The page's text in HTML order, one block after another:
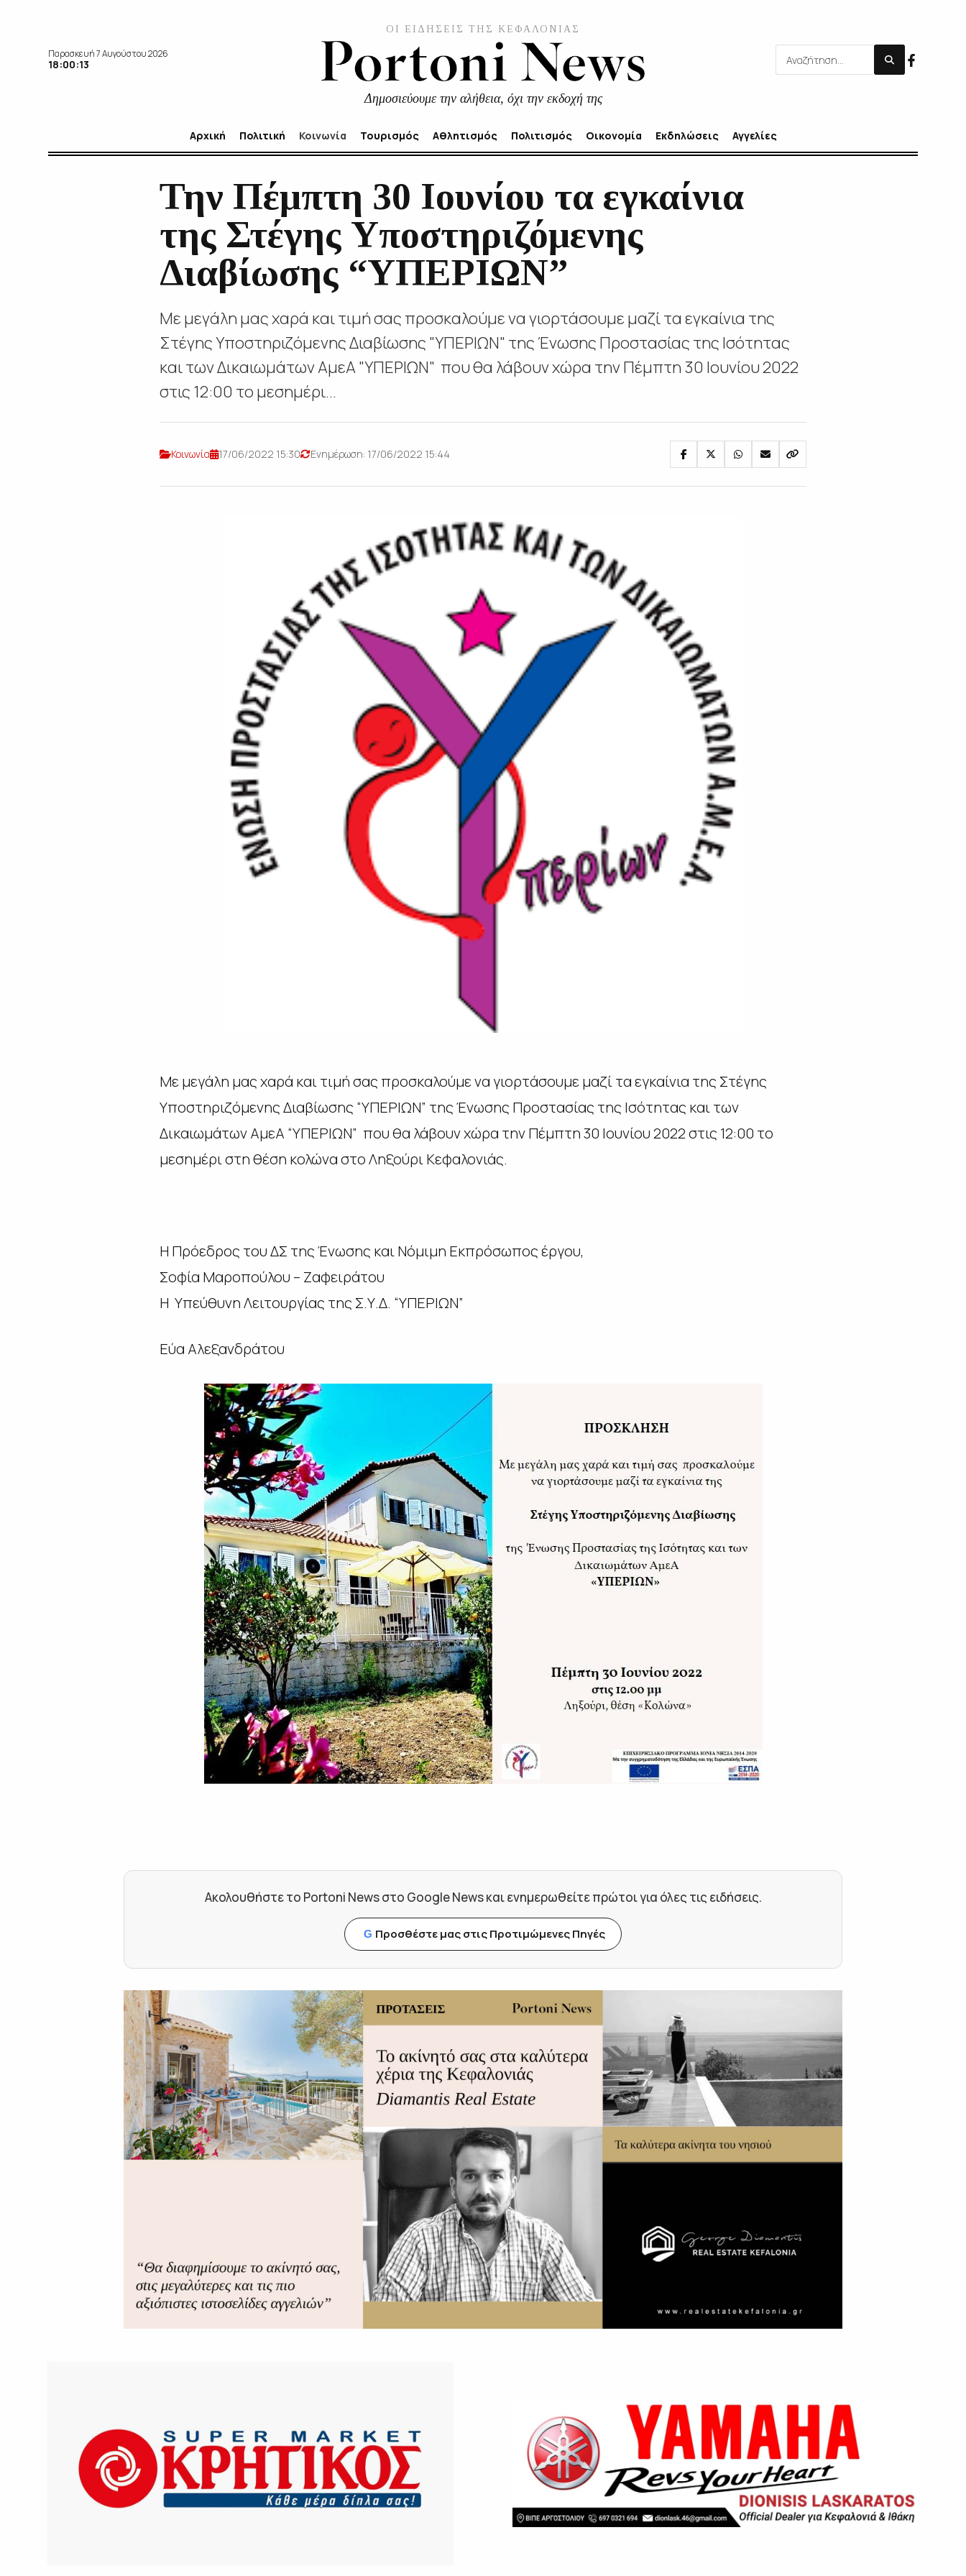
Παρασκευή 7 Αυγούστου 2026
18:00:15
ΟΙ ΕΙΔΗΣΕΙΣ ΤΗΣ ΚΕΦΑΛΟΝΙΑΣ
Δημοσιεύουμε την αλήθεια, όχι την εκδοχή της
Αρχική Πολιτική Κοινωνία Τουρισμός Αθλητισμός Πολιτισμός Οικονομία Εκδηλώσεις Αγγελίες
Την Πέμπτη 30 Ιουνίου τα εγκαίνια
της Στέγης Υποστηριζόμενης
Διαβίωσης “ΥΠΕΡΙΩΝ”
Με μεγάλη μας χαρά και τιμή σας προσκαλούμε να γιορτάσουμε μαζί τα εγκαίνια της
Στέγης Υποστηριζόμενης Διαβίωσης "ΥΠΕΡΙΩΝ" της Ένωσης Προστασίας της Ισότητας
και των Δικαιωμάτων ΑμεΑ "ΥΠΕΡΙΩΝ" που θα λάβουν χώρα την Πέμπτη 30 Ιουνίου 2022
στις 12:00 το μεσημέρι...
Κοινωνία 17/06/2022 15:30 Ενημέρωση: 17/06/2022 15:44
Με μεγάλη μας χαρά και τιμή σας προσκαλούμε να γιορτάσουμε μαζί τα εγκαίνια της Στέγης
Υποστηριζόμενης Διαβίωσης “ΥΠΕΡΙΩΝ” της Ένωσης Προστασίας της Ισότητας και των
Δικαιωμάτων ΑμεΑ “ΥΠΕΡΙΩΝ” που θα λάβουν χώρα την Πέμπτη 30 Ιουνίου 2022 στις 12:00 το
μεσημέρι στη θέση κολώνα στο Ληξούρι Κεφαλονιάς.
Η Πρόεδρος του ΔΣ της Ένωσης και Νόμιμη Εκπρόσωπος έργου,
Σοφία Μαροπούλου – Ζαφειράτου
Η Υπεύθυνη Λειτουργίας της Σ.Υ.Δ. “ΥΠΕΡΙΩΝ”
Εύα Αλεξανδράτου
Ακολουθήστε το Portoni News στο Google News και ενημερωθείτε πρώτοι για όλες τις ειδήσεις.
G Προσθέστε μας στις Προτιμώμενες Πηγές